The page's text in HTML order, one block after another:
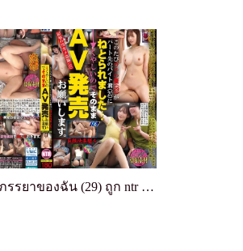
เมื่อเร็วๆ นี้ ภรรยาของฉัน (29) ถูก ntr โดยหนุ่มพาร์ทไทม์ (20) ที่ทำงานของเธอ... → มันน่าหงุดหงิดมาก ดังนั้นโปรดปล่อยมันออกมาเป็นหนังโป๊ (NKKD-367)